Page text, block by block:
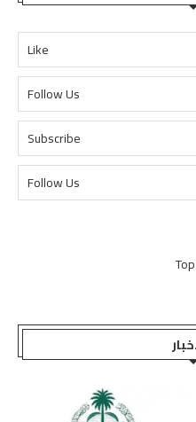
Like
Follow Us
Subscribe
Follow Us